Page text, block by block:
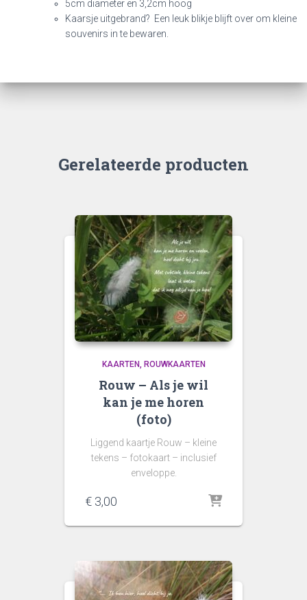
5cm diameter en 3,2cm hoog
Kaarsje uitgebrand? Een leuk blikje blijft over om kleine
souvenirs in te bewaren.
Gerelateerde producten
KAARTEN ROUWKAARTEN
Rouw – Als je wil
kan je me horen
(foto)
Liggend kaartje Rouw – kleine
tekens – fotokaart – inclusief
enveloppe.
€ 3,00